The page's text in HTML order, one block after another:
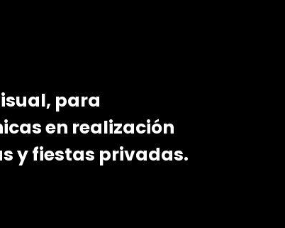
para
en realización
y fiestas privadas.